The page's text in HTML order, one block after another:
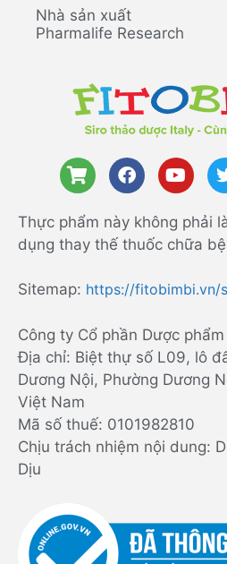
Nhà sản xuất
Pharmalife Research
Thực phẩm này không phải
dụng thay thế thuốc chữa
Sitemap: https://fitobimbi.vn/
Công ty Cổ phần Dược
Địa chỉ: Biệt thự số L09, lô
Dương Nội, Phường Dương
Việt Nam
Mã số thuế: 0101982810
Chịu trách nhiệm nội dung:
Dịu